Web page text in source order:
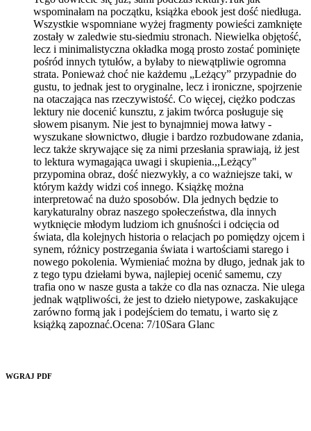
wspominałam na początku, książka ebook jest dość niedługa.
Wszystkie wspomniane wyżej fragmenty powieści zamknięte
zostały w zaledwie stu-siedmiu stronach. Niewielka objętość,
lecz i minimalistyczna okładka mogą prosto zostać pominięte
pośród innych tytułów, a byłaby to niewątpliwie ogromna
strata. Ponieważ choć nie każdemu „Leżący” przypadnie do
gustu, to jednak jest to oryginalne, lecz i ironiczne, spojrzenie
na otaczająca nas rzeczywistość. Co więcej, ciężko podczas
lektury nie docenić kunsztu, z jakim twórca posługuje się
słowem pisanym. Nie jest to bynajmniej mowa łatwy -
wyszukane słownictwo, długie i bardzo rozbudowane zdania,
lecz także skrywające się za nimi przesłania sprawiają, iż jest
to lektura wymagająca uwagi i skupienia.,,Leżący"
przypomina obraz, dość niezwykły, a co ważniejsze taki, w
którym każdy widzi coś innego. Książkę można
interpretować na dużo sposobów. Dla jednych będzie to
karykaturalny obraz naszego społeczeństwa, dla innych
wytknięcie młodym ludziom ich gnuśności i odcięcia od
świata, dla kolejnych historia o relacjach po pomiędzy ojcem i
synem, różnicy postrzegania świata i wartościami starego i
nowego pokolenia. Wymieniać można by długo, jednak jak to
z tego typu dziełami bywa, najlepiej ocenić samemu, czy
trafia ono w nasze gusta a także co dla nas oznacza. Nie ulega
jednak wątpliwości, że jest to dzieło nietypowe, zaskakujące
zarówno formą jak i podejściem do tematu, i warto się z
książką zapoznać.Ocena: 7/10Sara Glanc
WGRAJ PDF